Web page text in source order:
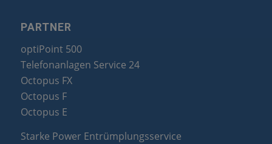
PARTNER
optiPoint 500
Telefonanlagen Service 24
Octopus FX
Octopus F
Octopus E
Starke Power Entrümplungsservice